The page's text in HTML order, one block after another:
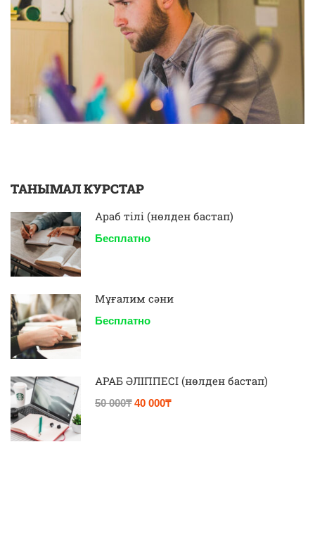
ТАНЫМАЛ КУРСТАР
Араб тілі (нөлден бастап)
Бесплатно
Мұғалим сәни
Бесплатно
АРАБ ӘЛІППЕСІ (нөлден бастап)
50 000₸40 000₸